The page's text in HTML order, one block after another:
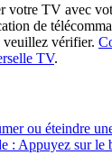
votre TV avec
de
veuillez vérifier.
TV.
ou éteindre
: Appuyez sur le